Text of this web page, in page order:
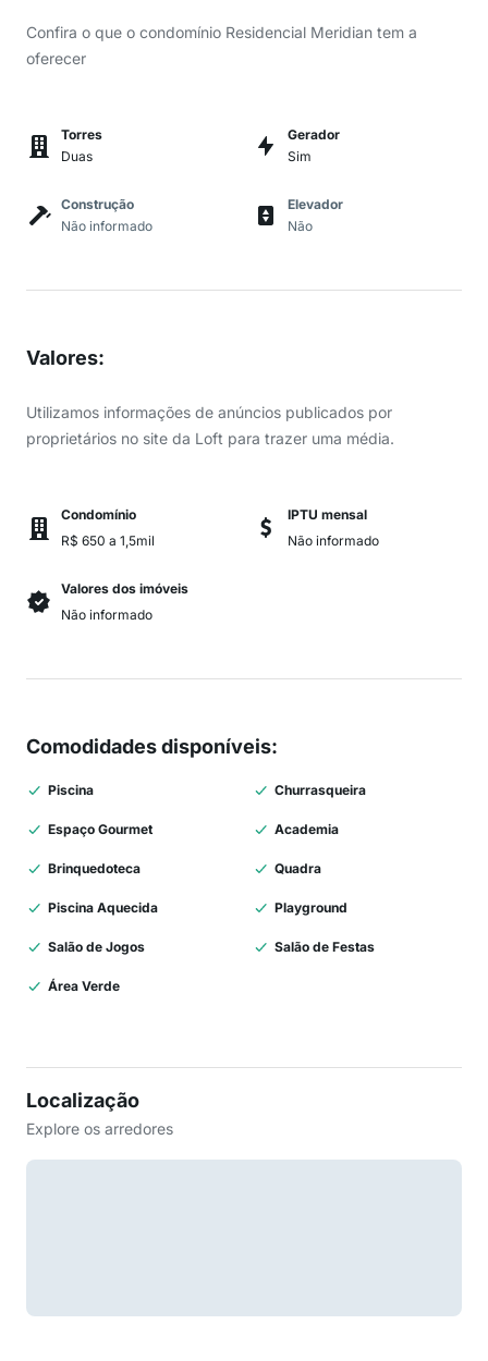
Confira o que o condomínio Residencial Meridian tem a
oferecer
Torres
Duas
Gerador
Sim
Construção
Não informado
Elevador
Não
Valores:
Utilizamos informações de anúncios publicados por
proprietários no site da Loft para trazer uma média.
Condomínio
R$ 650 a 1,5mil
IPTU mensal
Não informado
Valores dos imóveis
Não informado
Comodidades disponíveis:
Piscina Churrasqueira
Espaço Gourmet Academia
Brinquedoteca Quadra
Piscina Aquecida Playground
Salão de Jogos Salão de Festas
Área Verde
Localização
Explore os arredores